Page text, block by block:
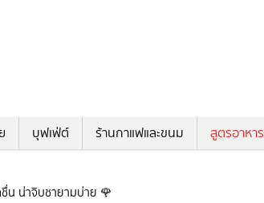
บุฟเฟ่ต์ ร้านกาแฟและขนม สูตรอาหาร
น น่าจิบชายามบ่าย 🌹